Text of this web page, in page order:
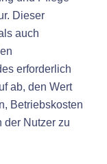
Dieser
auch
erforderlich
ab, den Wert
Betriebskosten
der Nutzer zu